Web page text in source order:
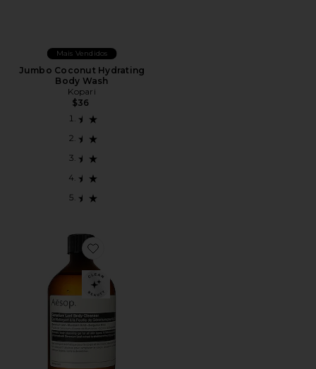
Mais Vendidos
Jumbo Coconut Hydrating
Body Wash
Kopari
$36
Favorite RECARGA DE GEL DE LIMPEZA